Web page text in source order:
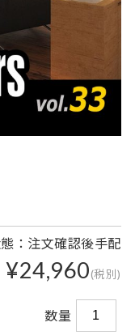
：注文確認後手配
¥24,960(税別)
数量